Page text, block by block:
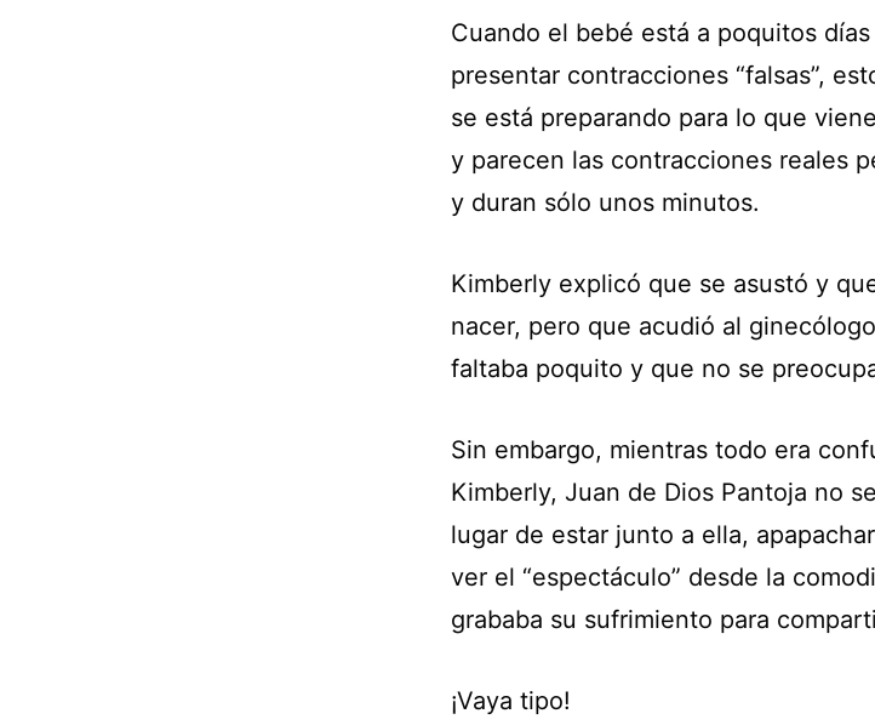
Cuando el bebé está a poquitos
presentar contracciones “falsas”,
se está preparando para lo que
y parecen las contracciones reales
y duran sólo unos minutos.
Kimberly explicó que se asustó y
nacer, pero que acudió al
faltaba poquito y que no se
Sin embargo, mientras todo era
Kimberly, Juan de Dios Pantoja no
lugar de estar junto a ella,
ver el “espectáculo” desde la
grababa su sufrimiento para
¡Vaya tipo!